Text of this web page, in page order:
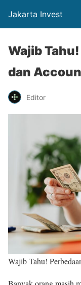
Jakarta Invest
Wajib
dan
Editor
Wajib Tahu!